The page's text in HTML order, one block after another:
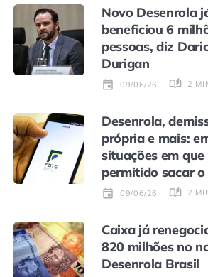
Novo Desenrola
beneficiou 6
pessoas, diz
Durigan
09/06/26 2
Desenrola,
própria e mais:
situações em que
permitido sacar o
09/06/26 2
Caixa já
820 milhões no
Desenrola Brasil